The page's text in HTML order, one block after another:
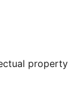
property